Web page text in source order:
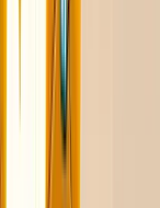
en
zoals je